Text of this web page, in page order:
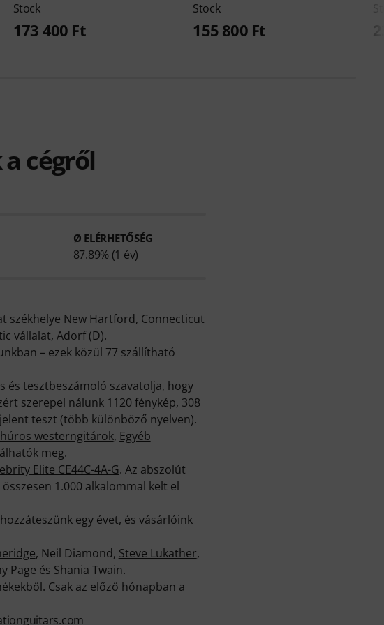
Stock
173 400 Ft
Stock
155 800 Ft
cégről
Ø ELÉRHETŐSÉG
87.89% (1 év)
székhelye New Hartford, Connecticut
vállalat, Adorf (D).
– ezek közül 77 szállítható
és tesztbeszámoló szavatolja, hogy
szerepel nálunk 1120 fénykép, 308
teszt (több különböző nyelven).
westerngitárok, Egyéb
meg.
Elite CE44C-4A-G. Az abszolút
1.000 alkalommal kelt el
egy évet, és vásárlóink
, Neil Diamond, Steve Lukather,
Page és Shania Twain.
Csak az előző hónapban a